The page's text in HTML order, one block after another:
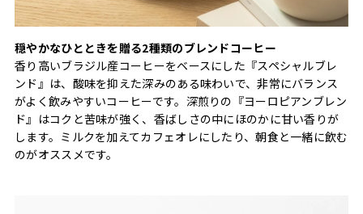
穏やかなひとときを贈る2種類のブレンドコーヒー
香り高いブラジル産コーヒーをベースにした『スペシャルブレ
ンド』は、酸味を抑えた深みのある味わいで、非常にバランス
がよく飲みやすいコーヒーです。深煎りの『ヨーロピアンブレン
ド』はコクと苦味が強く、香ばしさの中にほのかに甘い香りが
します。ミルクを加えてカフェオレにしたり、朝食と一緒に飲む
のがオススメです。